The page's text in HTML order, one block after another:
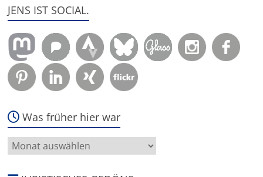
JENS IST SOCIAL.
Was früher hier war
Was
früher